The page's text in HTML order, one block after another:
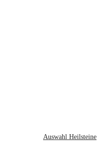
Auswahl Heilsteine